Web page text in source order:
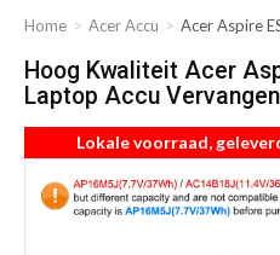
Home Acer Accu Acer Aspire
Hoog Kwaliteit Acer
Laptop Accu Vervangen
Lokale voorraad,